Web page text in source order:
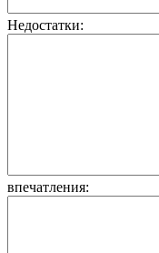
Недостатки:
впечатления: